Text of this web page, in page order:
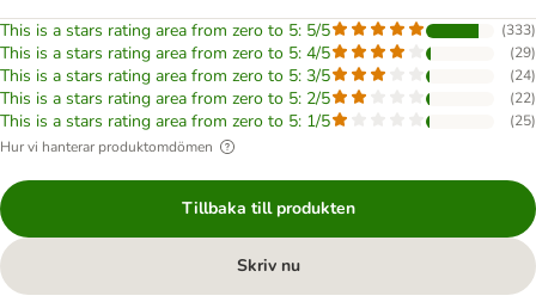
This is a stars rating area from zero to 5: 5/5 (333)
This is a stars rating area from zero to 5: 4/5 (29)
This is a stars rating area from zero to 5: 3/5 (24)
This is a stars rating area from zero to 5: 2/5 (22)
This is a stars rating area from zero to 5: 1/5 (25)
Hur vi hanterar produktomdömen
Tillbaka till produkten
Skriv nu